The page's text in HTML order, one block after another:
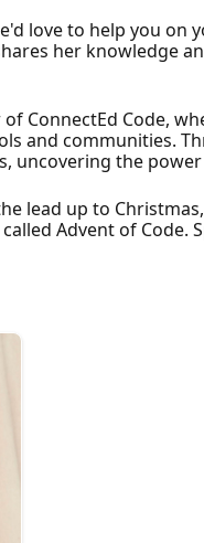
love to help you
her knowledge
of ConnectEd Code,
and communities.
uncovering the
lead up to
Advent of Code.